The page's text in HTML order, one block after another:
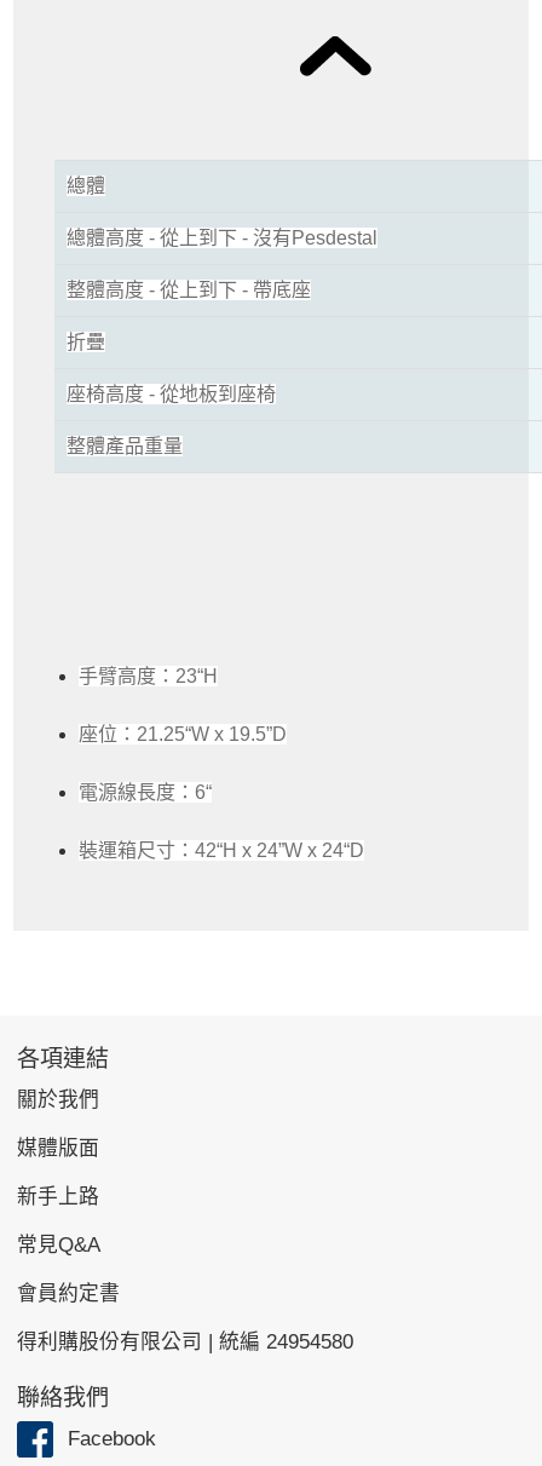
總體
總體高度 - 從上到下 - 沒有Pesdestal
整體高度 - 從上到下 - 帶底座
折疊
座椅高度 - 從地板到座椅
整體產品重量
手臂高度：23“H
座位：21.25“W x 19.5”D
電源線長度：6“
裝運箱尺寸：42“H x 24”W x 24“D
各項連結
關於我們
媒體版面
新手上路
常見Q&A
會員約定書
得利購股份有限公司 | 統編 24954580
聯絡我們
Facebook